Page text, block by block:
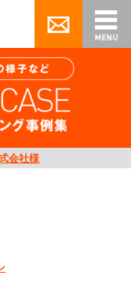
会社様